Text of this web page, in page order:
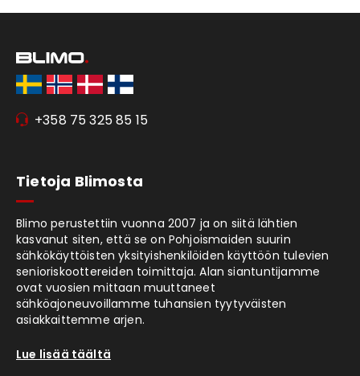
+358 75 325 85 15
Tietoja Blimosta
Blimo perustettiin vuonna 2007 ja on siitä lähtien
kasvanut siten, että se on Pohjoismaiden suurin
sähkökäyttöisten yksityishenkilöiden käyttöön tulevien
senioriskoottereiden toimittaja. Alan siantuntijamme
ovat vuosien mittaan muuttaneet
sähköajoneuvoillamme tuhansien tyytyväisten
asiakkaittemme arjen.
Lue lisää täältä